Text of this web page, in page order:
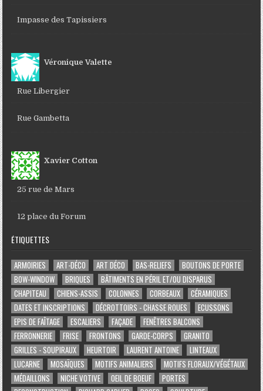
Impasse des Tapissiers
Véronique Valette
Rue Libergier
Rue Gambetta
Xavier Cotton
25 rue de Mars
12 place du Forum
ÉTIQUETTES
ARMOIRIES ART-DÉCO ART DÉCO BAS-RELIEFS
BOUTONS DE PORTE
BOW-WINDOW
BRIQUES
BÂTIMENTS EN PÉRIL ET/OU DISPARUS
CHAPITEAU
CHIENS-ASSIS COLONNES CORBEAUX
CÉRAMIQUES
DATES ET INSCRIPTIONS
DÉCROTTOIRS - CHASSE ROUES
ECUSSONS
EPIS DE FAÎTAGE
ESCALIERS FAÇADE
FENÊTRES BALCONS
FERRONNERIE
FRISE FRONTONS GARDE-CORPS
GRANITO
GRILLES - SOUPIRAUX
HEURTOIR LAURENT ANTOINE
LINTEAUX
LUCARNE
MOSAÏQUES MOTIFS ANIMALIERS
MOTIFS FLORAUX/VÉGÉTAUX
MÉDAILLONS
NICHE VOTIVE OEIL DE BOEUF
PORTES